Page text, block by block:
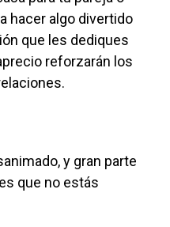
hacer algo divertido
que les dediques
reforzarán los
y gran parte
que no estás